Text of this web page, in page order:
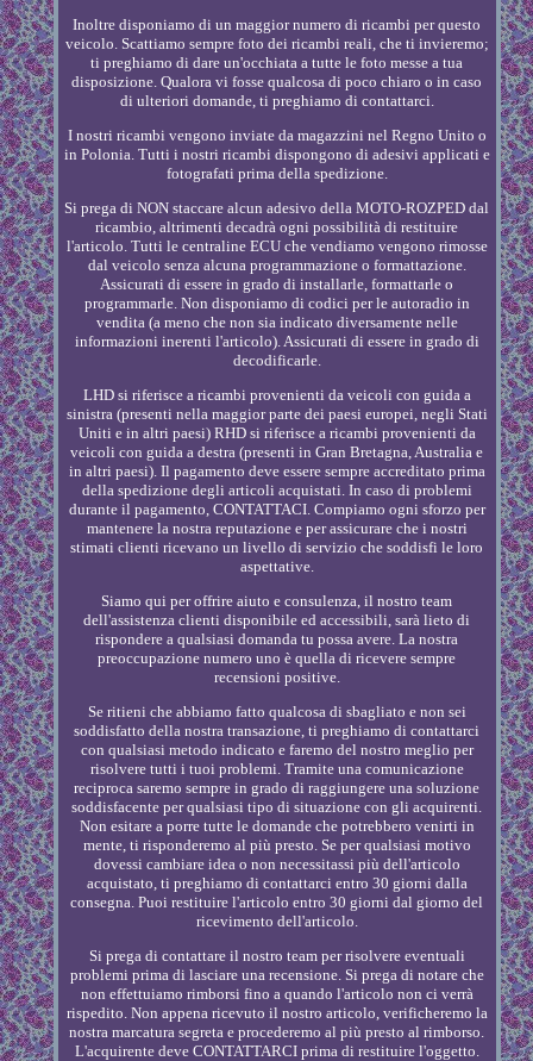
Inoltre disponiamo di un maggior numero di ricambi per questo
veicolo. Scattiamo sempre foto dei ricambi reali, che ti invieremo;
ti preghiamo di dare un'occhiata a tutte le foto messe a tua
disposizione. Qualora vi fosse qualcosa di poco chiaro o in caso
di ulteriori domande, ti preghiamo di contattarci.
I nostri ricambi vengono inviate da magazzini nel Regno Unito o
in Polonia. Tutti i nostri ricambi dispongono di adesivi applicati e
fotografati prima della spedizione.
Si prega di NON staccare alcun adesivo della MOTO-ROZPED dal
ricambio, altrimenti decadrà ogni possibilità di restituire
l'articolo. Tutti le centraline ECU che vendiamo vengono rimosse
dal veicolo senza alcuna programmazione o formattazione.
Assicurati di essere in grado di installarle, formattarle o
programmarle. Non disponiamo di codici per le autoradio in
vendita (a meno che non sia indicato diversamente nelle
informazioni inerenti l'articolo). Assicurati di essere in grado di
decodificarle.
LHD si riferisce a ricambi provenienti da veicoli con guida a
sinistra (presenti nella maggior parte dei paesi europei, negli Stati
Uniti e in altri paesi) RHD si riferisce a ricambi provenienti da
veicoli con guida a destra (presenti in Gran Bretagna, Australia e
in altri paesi). Il pagamento deve essere sempre accreditato prima
della spedizione degli articoli acquistati. In caso di problemi
durante il pagamento, CONTATTACI. Compiamo ogni sforzo per
mantenere la nostra reputazione e per assicurare che i nostri
stimati clienti ricevano un livello di servizio che soddisfi le loro
aspettative.
Siamo qui per offrire aiuto e consulenza, il nostro team
dell'assistenza clienti disponibile ed accessibili, sarà lieto di
rispondere a qualsiasi domanda tu possa avere. La nostra
preoccupazione numero uno è quella di ricevere sempre
recensioni positive.
Se ritieni che abbiamo fatto qualcosa di sbagliato e non sei
soddisfatto della nostra transazione, ti preghiamo di contattarci
con qualsiasi metodo indicato e faremo del nostro meglio per
risolvere tutti i tuoi problemi. Tramite una comunicazione
reciproca saremo sempre in grado di raggiungere una soluzione
soddisfacente per qualsiasi tipo di situazione con gli acquirenti.
Non esitare a porre tutte le domande che potrebbero venirti in
mente, ti risponderemo al più presto. Se per qualsiasi motivo
dovessi cambiare idea o non necessitassi più dell'articolo
acquistato, ti preghiamo di contattarci entro 30 giorni dalla
consegna. Puoi restituire l'articolo entro 30 giorni dal giorno del
ricevimento dell'articolo.
Si prega di contattare il nostro team per risolvere eventuali
problemi prima di lasciare una recensione. Si prega di notare che
non effettuiamo rimborsi fino a quando l'articolo non ci verrà
rispedito. Non appena ricevuto il nostro articolo, verificheremo la
nostra marcatura segreta e procederemo al più presto al rimborso.
L'acquirente deve CONTATTARCI prima di restituire l'oggetto.